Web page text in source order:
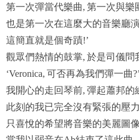
第一次彈當代樂曲, 第一次與樂
也是第一次在這麼大的音樂廳
這簡直就是個奇蹟!’
觀眾們熱情的鼓掌, 於是司儀問
‘Veronica, 可否再為我們彈一曲?’
我開心的走回琴前, 彈起蕭邦的
此刻的我已完全沒有緊張的壓力
只喜悅的希望將音樂的美麗圖